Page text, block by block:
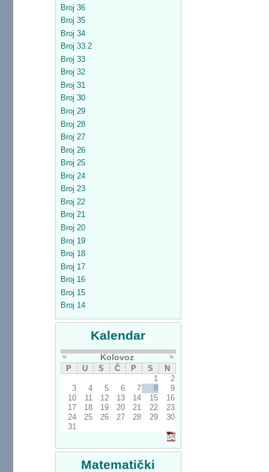
Broj 36
Broj 35
Broj 34
Broj 33.2
Broj 33
Broj 32
Broj 31
Broj 30
Broj 29
Broj 28
Broj 27
Broj 26
Broj 25
Broj 24
Broj 23
Broj 22
Broj 21
Broj 20
Broj 19
Broj 18
Broj 17
Broj 16
Broj 15
Broj 14
Kalendar
« Kolovoz
»
P
U S Č P S
N
1
2
3
4 5 6 7 8
9
10
11 12 13 14 15
16
17
18 19 20 21 22
23
24
25 26 27 28 29
30
31
Matematički